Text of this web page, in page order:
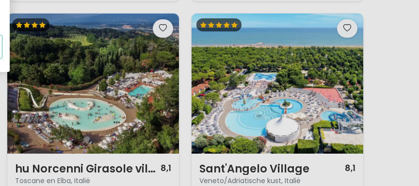
hu Norcenni Girasole village 8,1
Toscane en Elba, Italië
Sant'Angelo Village 8,1
Veneto/Adriatische kust, Italië